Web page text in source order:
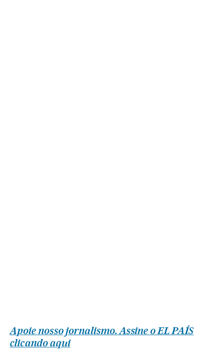
Apoie nosso jornalismo. Assine o EL PAÍS
clicando aqui